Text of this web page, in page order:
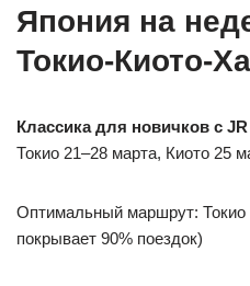
Япония на
Токио-Киото-
Классика для новичков с
Токио 21–28 марта, Киото 25
Оптимальный маршрут:
покрывает 90% поездок)